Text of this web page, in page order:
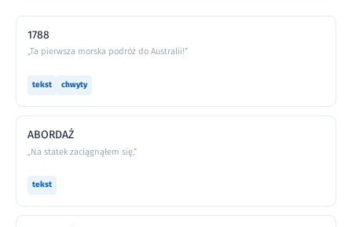
1788
„Ta pierwsza morska podróż do Australii!”
tekst chwyty
ABORDAŻ
„Na statek zaciągnąłem się,”
tekst